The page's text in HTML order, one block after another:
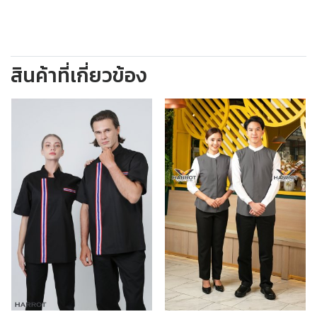
สินค้าที่เกี่ยวข้อง